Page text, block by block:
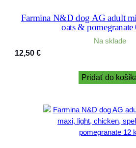
Farmina N&D dog AG adult
oats &
Na sklade
12,50 €
Pridať do